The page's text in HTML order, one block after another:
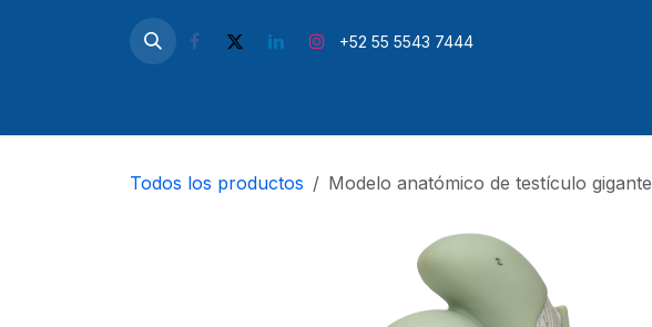
+52 55 5543 7444
Todos los productos Modelo anatómico de testículo gigante